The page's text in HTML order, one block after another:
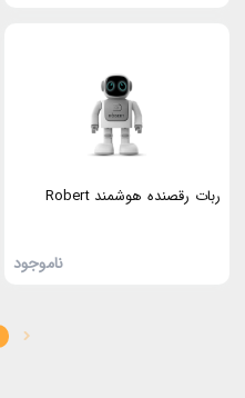
ربات رقصنده هوشمند Robert
ناموجود